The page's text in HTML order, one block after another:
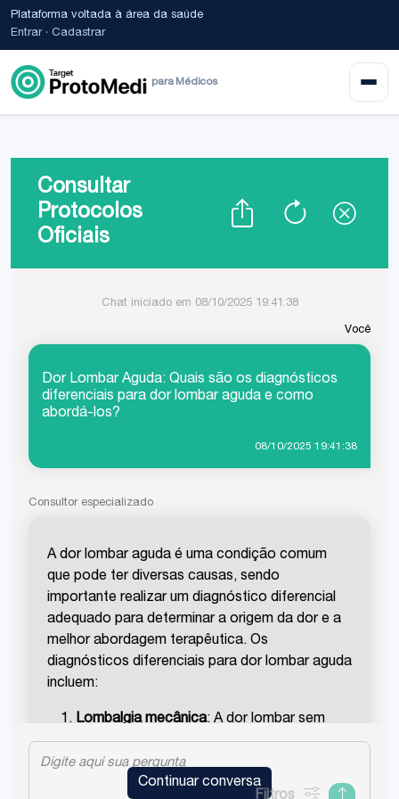
Plataforma voltada à área da saúde
Entrar· Cadastrar
para Médicos
Consultar
Protocolos
Oficiais
Chat iniciado em 08/10/2025 19:41:38
Você
Dor Lombar Aguda: Quais são os diagnósticos
diferenciais para dor lombar aguda e como
abordá-los?
08/10/2025 19:41:38
Consultor especializado
A dor lombar aguda é uma condição comum
que pode ter diversas causas, sendo
importante realizar um diagnóstico diferencial
adequado para determinar a origem da dor e a
melhor abordagem terapêutica. Os
diagnósticos diferenciais para dor lombar aguda
incluem:
Lombalgia mecânica: A dor lombar sem
causa específica, que representa a maioria
dos casos.
Hérnia de disco: Compressão das raízes
Continuar conversa